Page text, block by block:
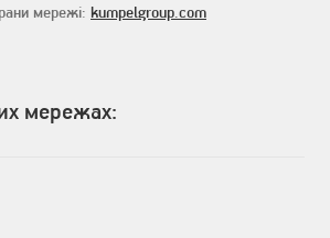
мережі: kumpelgroup.com
мережах: